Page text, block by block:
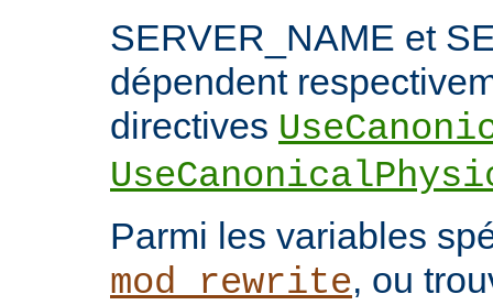
SERVER_NAME et
dépendent
directives
Parmi les variables
mod_rewrite, ou